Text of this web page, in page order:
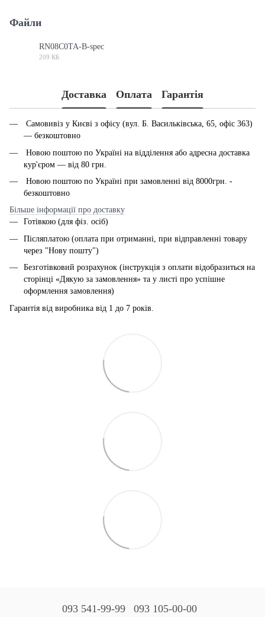
Файли
RN08C0TA-B-spec
209 КБ
Доставка Оплата Гарантія
Самовивіз у Києві з офісу (вул. Б. Васильківська, 65, офіс 363)
— безкоштовно
Новою поштою по Україні на відділення або адресна доставка
кур'єром — від 80 грн.
Новою поштою по Україні при замовленні від 8000грн. -
безкоштовно
Більше інформації про доставку
Готівкою (для фіз. осіб)
Післяплатою (оплата при отриманні, при відправленні товару
через "Нову пошту")
Безготівковий розрахунок (інструкція з оплати відобразиться на
сторінці «Дякую за замовлення» та у листі про успішне
оформлення замовлення)
Гарантія від виробника від 1 до 7 років.
093 541-99-99 093 105-00-00